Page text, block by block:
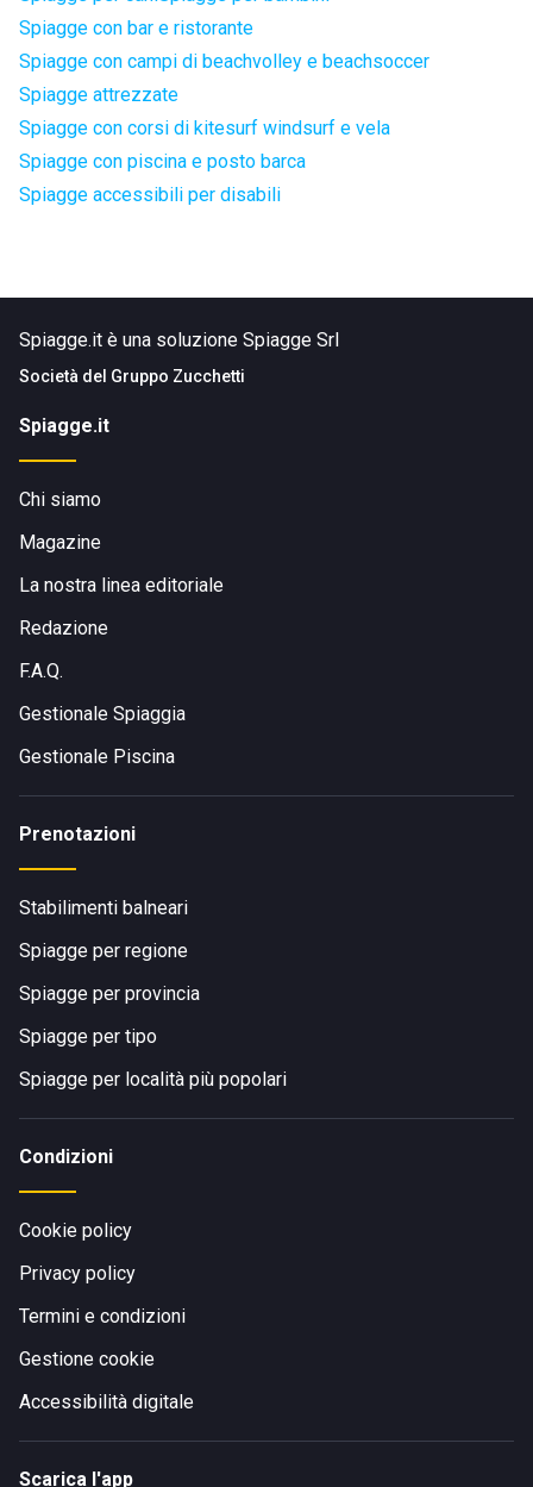
Spiagge con bar e ristorante
Spiagge con campi di beachvolley e beachsoccer
Spiagge attrezzate
Spiagge con corsi di kitesurf windsurf e vela
Spiagge con piscina e posto barca
Spiagge accessibili per disabili
Spiagge.it è una soluzione Spiagge Srl
Società del Gruppo Zucchetti
Spiagge.it
Chi siamo
Magazine
La nostra linea editoriale
Redazione
F.A.Q.
Gestionale Spiaggia
Gestionale Piscina
Prenotazioni
Stabilimenti balneari
Spiagge per regione
Spiagge per provincia
Spiagge per tipo
Spiagge per località più popolari
Condizioni
Cookie policy
Privacy policy
Termini e condizioni
Gestione cookie
Accessibilità digitale
Scarica l'app